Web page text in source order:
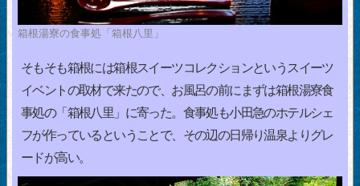
箱根湯寮の食事処「箱根八里」
そもそも箱根には箱根スイーツコレクションというスイーツ
イベントの取材で来たので、お風呂の前にまずは箱根湯寮食
事処の「箱根八里」に寄った。食事処も小田急のホテルシェ
フが作っているということで、その辺の日帰り温泉よりグレ
ードが高い。